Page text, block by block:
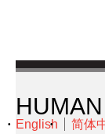
English 简体